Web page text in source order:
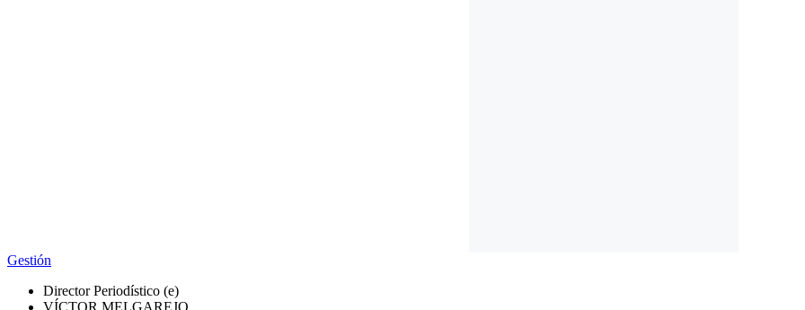
Gestión
Director Periodístico (e)